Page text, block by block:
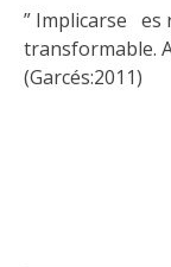
” Implicarse es
transformable.
(Garcés:2011)